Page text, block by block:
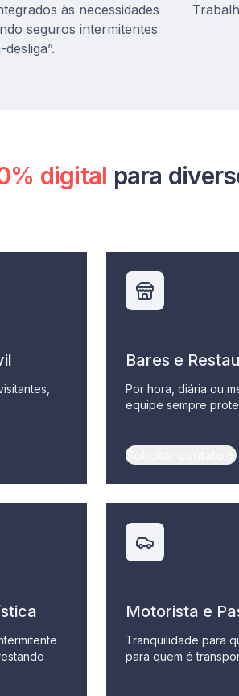
às necessidades
seguros intermitentes
desliga”.
digital para
Bares e
Por hora, diária ou
equipe sempre
Solicitar contato
Motorista e
Tranquilidade para
para quem é